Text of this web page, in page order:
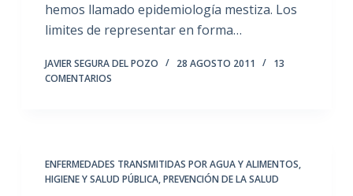
hemos llamado epidemiología mestiza. Los
limites de representar en forma…
JAVIER SEGURA DEL POZO 28 AGOSTO 2011
13
COMENTARIOS
ENFERMEDADES TRANSMITIDAS POR AGUA Y ALIMENTOS,
HIGIENE Y SALUD PÚBLICA,PREVENCIÓN DE LA SALUD